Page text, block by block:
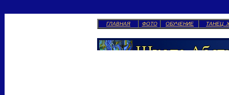
ГЛАВНАЯ ФОТО ОБУЧЕНИЕ ТАНЕЦ